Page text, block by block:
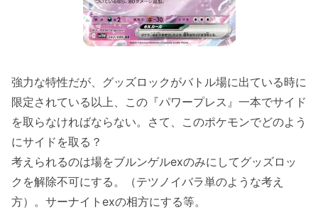
強力な特性だが、グッズロックがバトル場に出ている時に
限定されている以上、この『パワープレス』一本でサイド
を取らなければならない。さて、このポケモンでどのよう
にサイドを取る？
考えられるのは場をブルンゲルexのみにしてグッズロッ
クを解除不可にする。（テツノイバラ単のような考え
方）。サーナイトexの相方にする等。